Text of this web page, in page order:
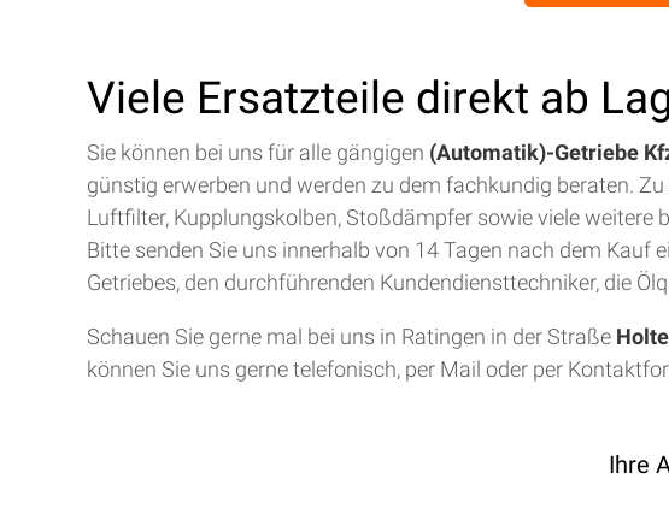
Viele Ersatzteile direkt ab
Sie können bei uns für alle gängigen (Automatik)-Getriebe
günstig erwerben und werden zu dem fachkundig beraten.
Luftfilter, Kupplungskolben, Stoßdämpfer sowie viele weitere
Bitte senden Sie uns innerhalb von 14 Tagen nach dem
Getriebes, den durchführenden Kundendiensttechniker, die
Schauen Sie gerne mal bei uns in Ratingen in der Straße
können Sie uns gerne telefonisch, per Mail oder per
Ihre